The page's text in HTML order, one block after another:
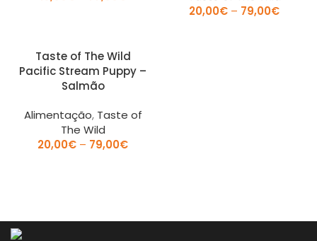
20,00€ – 79,00€
Taste of The Wild
Pacific Stream Puppy –
Salmão
Alimentação, Taste of
The Wild
20,00€ – 79,00€